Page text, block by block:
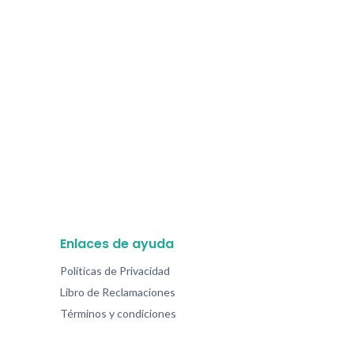
Enlaces de ayuda
Políticas de Privacidad
Libro de Reclamaciones
Términos y condiciones